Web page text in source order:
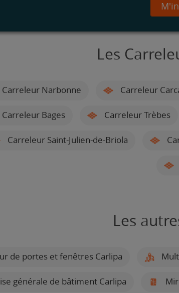
Les
Carreleur Narbonne Carreleur
Carreleur Bages Carreleur Trèbes
Carreleur Saint-Julien-de-Briola
Les
de portes et fenêtres Carlipa
générale de bâtiment Carlipa